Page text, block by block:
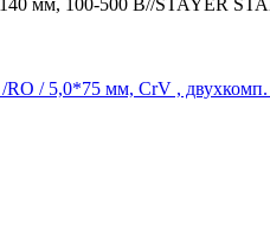
/RO / 5,0*75 мм, CrV ,